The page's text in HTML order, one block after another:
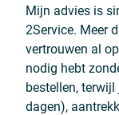
Mijn advies is
2Service. Meer
vertrouwen al
nodig hebt
bestellen,
dagen),